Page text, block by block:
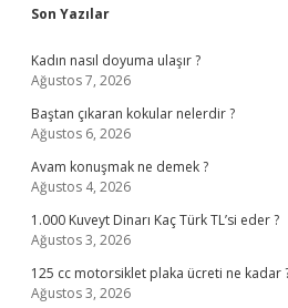
Sidebar
Son Yazılar
Kadın nasıl doyuma ulaşır ?
Ağustos 7, 2026
Baştan çıkaran kokular nelerdir ?
Ağustos 6, 2026
Avam konuşmak ne demek ?
Ağustos 4, 2026
1.000 Kuveyt Dinarı Kaç Türk TL’si eder ?
Ağustos 3, 2026
125 cc motorsiklet plaka ücreti ne kadar
Ağustos 3, 2026